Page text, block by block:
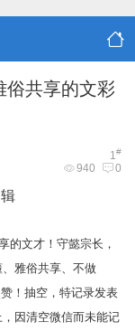
俗共享的文彩
1#
940 0
文才！守懿宗长，
雅俗共享、不做
！抽空，特记录发表
因清空微信而未能记